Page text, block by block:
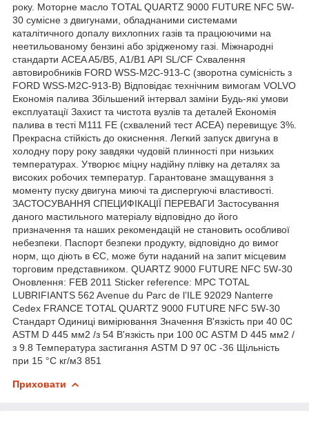
року. Моторне масло TOTAL QUARTZ 9000 FUTURE NFC 5W-
30 сумісне з двигунами, обладнаними системами
каталітичного допалу вихлопних газів та працюючими на
неетильованому бензині або зрідженому газі. Міжнародні
стандарти ACEA A5/B5, A1/B1 API SL/CF Схвалення
автовиробників FORD WSS-M2C-913-C (зворотна сумісність з
FORD WSS-M2C-913-B) Відповідає технічним вимогам VOLVO
Економія палива Збільшений інтервал заміни Будь-які умови
експлуатації Захист та чистота вузлів та деталей Економія
палива в тесті M111 FE (схвалений тест ACEA) перевищує 3%.
Прекрасна стійкість до окиснення. Легкий запуск двигуна в
холодну пору року завдяки чудовій плинності при низьких
температурах. Утворює міцну надійну плівку на деталях за
високих робочих температур. Гарантоване змащування з
моменту пуску двигуна миючі та диспергуючі властивості.
ЗАСТОСУВАННЯ СПЕЦИФІКАЦІЇ ПЕРЕВАГИ Застосування
даного мастильного матеріалу відповідно до його
призначення та наших рекомендацій не становить особливої
небезпеки. Паспорт безпеки продукту, відповідно до вимог
норм, що діють в ЄС, може бути наданий на запит місцевим
торговим представником. QUARTZ 9000 FUTURE NFC 5W-30
Оновлення: FEB 2011 Sticker reference: MPC TOTAL
LUBRIFIANTS 562 Avenue du Parc de l’ILE 92029 Nanterre
Cedex FRANCE TOTAL QUARTZ 9000 FUTURE NFC 5W-30
Стандарт Одиниці вимірювання Значення В'язкість при 40 0С
ASTM D 445 мм2 /з 54 В'язкість при 100 0С ASTM D 445 мм2 /
з 9.8 Температура застигання ASTM D 97 0С -36 Щільність
при 15 °C кг/м3 851
Приховати